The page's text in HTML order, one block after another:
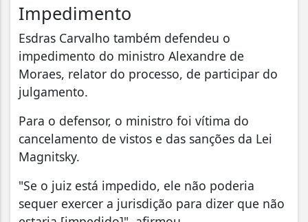
Impedimento
Esdras Carvalho também defendeu o
impedimento do ministro Alexandre de
Moraes, relator do processo, de participar do
julgamento.
Para o defensor, o ministro foi vítima do
cancelamento de vistos e das sanções da Lei
Magnitsky.
"Se o juiz está impedido, ele não poderia
sequer exercer a jurisdição para dizer que não